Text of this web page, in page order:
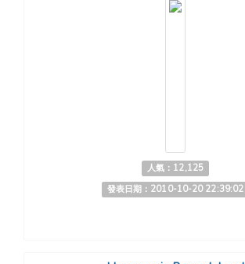
人氣：12,125
發表日期：2010-10-20 22:39:02